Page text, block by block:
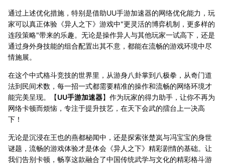
通过上述优化措施，特别是借助UU手游加速器的网络优化能力，玩
家可以真正体验《异人之下》游戏中"更灵活的博弈机制，更多样的
连段策略"带来的乐趣。无论是操作异人与其他玩家一试高下，还是
通过身外身技能的组合配置出其不意，都能在流畅的游戏环境中尽
情施展。
在这个中式格斗竞技的世界里，从游身八卦掌到八极拳，从奇门道
法到民间术数，每一招一式都需要精准的操作和流畅的网络环境才
能完美呈现。【UU手游加速器】作为玩家的得力助手，让你不再为
网络卡顿而烦恼，专注于提升技艺，在天下会武的擂台上一决高
下！
无论是沉浸在王也的燕都秘闻中，还是探索张楚岚与冯宝宝的身世
谜题，流畅的游戏体验才是体会《异人之下》精彩剧情的基础。让
我们告别卡顿，畅享这款融合了中国传统武学与文化的精彩格斗游